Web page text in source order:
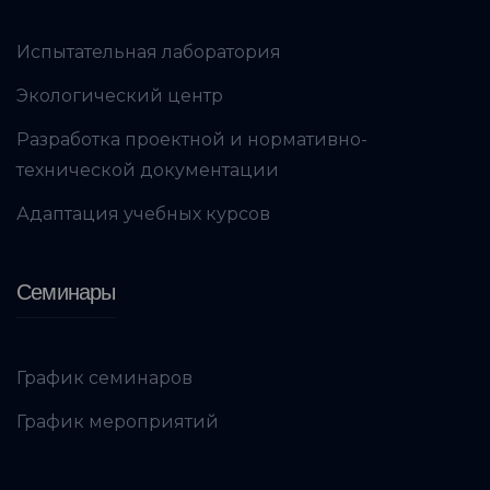
Испытательная лаборатория
Экологический центр
Разработка проектной и нормативно-
технической документации
Адаптация учебных курсов
Семинары
График семинаров
График мероприятий